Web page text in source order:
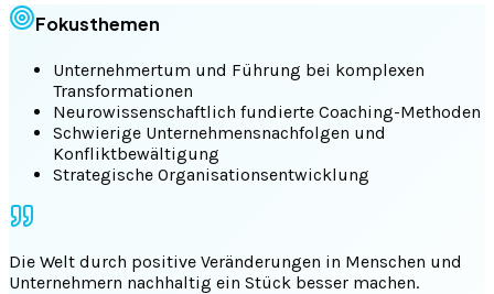
Fokusthemen
Unternehmertum und Führung bei komplexen
Transformationen
Neurowissenschaftlich fundierte Coaching-Methoden
Schwierige Unternehmensnachfolgen und
Konfliktbewältigung
Strategische Organisationsentwicklung
Die Welt durch positive Veränderungen in Menschen und
Unternehmern nachhaltig ein Stück besser machen.